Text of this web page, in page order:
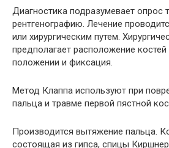
Диагностика подразумевает опрос
рентгенографию. Лечение
или хирургическим путем.
предполагает расположение
положении и фиксация.
Метод Клаппа используют при
пальца и травме первой пястной
Производится вытяжение пальца.
состоящая из гипса, спицы